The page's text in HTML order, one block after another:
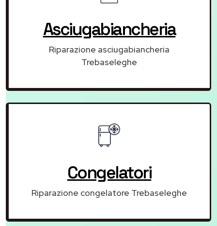
Asciugabiancheria
Riparazione asciugabiancheria
Trebaseleghe
Congelatori
Riparazione congelatore Trebaseleghe